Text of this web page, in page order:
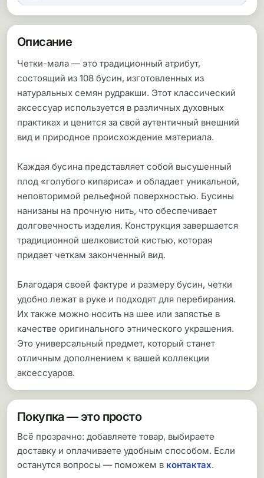
Описание
Четки-мала — это традиционный атрибут,
состоящий из 108 бусин, изготовленных из
натуральных семян рудракши. Этот классический
аксессуар используется в различных духовных
практиках и ценится за свой аутентичный внешний
вид и природное происхождение материала.
Каждая бусина представляет собой высушенный
плод «голубого кипариса» и обладает уникальной,
неповторимой рельефной поверхностью. Бусины
нанизаны на прочную нить, что обеспечивает
долговечность изделия. Конструкция завершается
традиционной шелковистой кистью, которая
придает четкам законченный вид.
Благодаря своей фактуре и размеру бусин, четки
удобно лежат в руке и подходят для перебирания.
Их также можно носить на шее или запястье в
качестве оригинального этнического украшения.
Это универсальный предмет, который станет
отличным дополнением к вашей коллекции
аксессуаров.
Покупка — это просто
Всё прозрачно: добавляете товар, выбираете
доставку и оплачиваете удобным способом. Если
останутся вопросы — поможем в контактах.